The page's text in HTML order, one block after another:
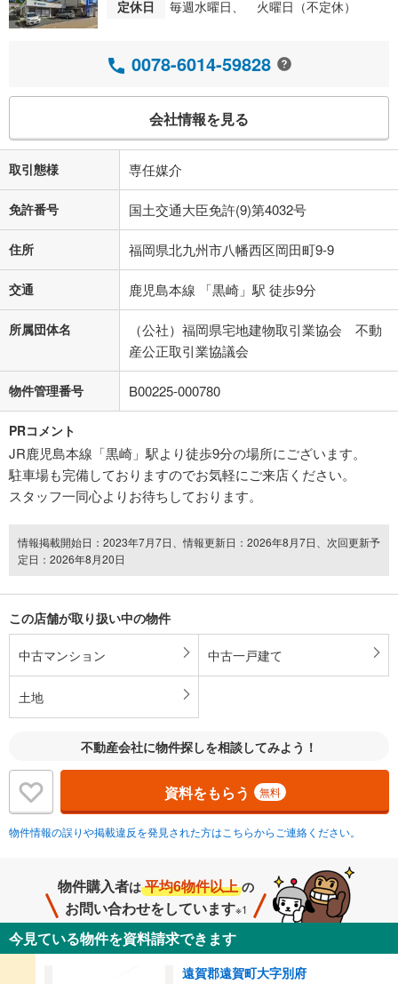
定休日 毎週水曜日、 火曜日（不定休）
0078-6014-59828
会社情報を見る
取引態様 専任媒介
免許番号 国土交通大臣免許(9)第4032号
住所 福岡県北九州市八幡西区岡田町9-9
交通 鹿児島本線 「黒崎」駅 徒歩9分
所属団体名
（公社）福岡県宅地建物取引業協会 不動
産公正取引業協議会
物件管理番号 B00225-000780
PRコメント
JR鹿児島本線「黒崎」駅より徒歩9分の場所にございます。
駐車場も完備しておりますのでお気軽にご来店ください。
スタッフ一同心よりお待ちしております。
情報掲載開始日：2023年7月7日、情報更新日：2026年8月7日、次回更新予
定日：2026年8月20日
この店舗が取り扱い中の物件
中古マンション 中古一戸建て
土地
不動産会社に物件探しを相談してみよう！
資料をもらう 無料
物件情報の誤りや掲載違反を発見された方はこちらからご連絡ください。
物件購入者は 平均6物件以上 の
お問い合わせをしています※1
今見ている物件を資料請求できます
遠賀郡遠賀町大字別府